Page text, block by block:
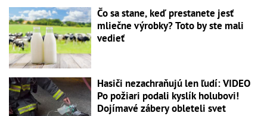
Čo sa stane, keď prestanete jesť
mliečne výrobky? Toto by ste mali
vedieť
Hasiči nezachraňujú len ľudí: VIDEO
Po požiari podali kyslík holubovi!
Dojímavé zábery obleteli svet